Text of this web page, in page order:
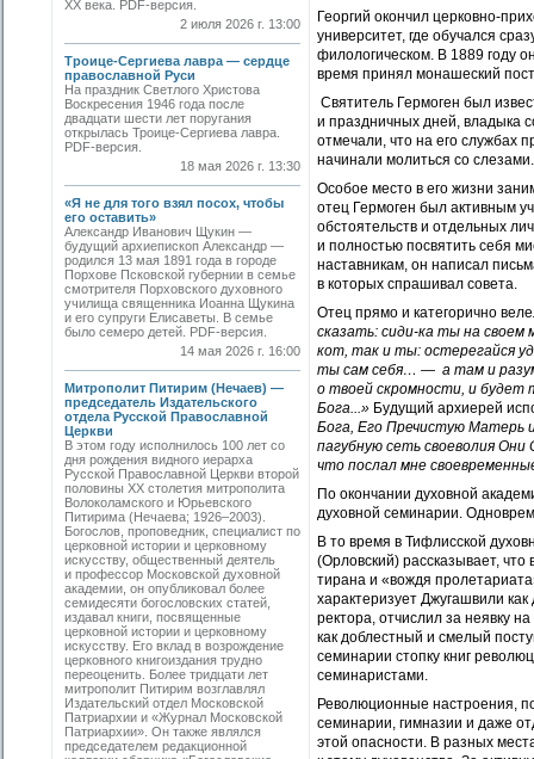
ХХ века. PDF-версия.
2 июля 2026 г. 13:00
Троице-Сергиева лавра — сердце
православной Руси
На праздник Светлого Христова
Воскресения 1946 года после
двадцати шести лет поругания
открылась Троице-Сергиева лавра.
PDF-версия.
18 мая 2026 г. 13:30
«Я не для того взял посох, чтобы
его оставить»
Александр Иванович Щукин —
будущий архиепископ Александр —
родился 13 мая 1891 года в городе
Порхове Псковской губернии в семье
смотрителя Порховского духовного
училища священника Иоанна Щукина
и его супруги Елисаветы. В семье
было семеро детей. PDF-версия.
14 мая 2026 г. 16:00
Митрополит Питирим (Нечаев) —
председатель Издательского
отдела Русской Православной
Церкви
В этом году исполнилось 100 лет со
дня рождения видного иерарха
Русской Православной Церкви второй
половины XX столетия митрополита
Волоколамского и Юрьевского
Питирима (Нечаева; 1926–2003).
Богослов, проповедник, специалист по
церковной истории и церковному
искусству, общественный деятель
и профессор Московской духовной
академии, он опубликовал более
семидесяти богословских статей,
издавал книги, посвященные
церковной истории и церковному
искусству. Его вклад в возрождение
церковного книгоиздания трудно
переоценить. Более тридцати лет
митрополит Питирим возглавлял
Издательский отдел Московской
Патриархии и «Журнал Московской
Патриархии». Он также являлся
председателем редакционной
Георгий окончил церковно-
университет, где обучался
филологическом. В 1889 году
время принял монашеский
Святитель Гермоген был
и праздничных дней, владыка
отмечали, что на его службах
начинали молиться со слезами.
Особое место в его жизни
отец Гермоген был активным
обстоятельств и отдельных
и полностью посвятить себя
наставникам, он написал
в которых спрашивал совета.
Отец прямо и категорично
сказать: сиди-ка ты на
кот, так и ты: остерегайся
ты сам себя… — а там и
о твоей скромности, и будет
Бога...» Будущий архиерей
Бога, Его Пречистую Матерь
пагубную сеть своеволия Они
что послал мне
По окончании духовной
духовной семинарии.
В то время в Тифлисской
(Орловский) рассказывает,
тирана и «вождя
характеризует Джугашвили
ректора, отчислил за неявку
как доблестный и смелый
семинарии стопку книг
семинаристами.
Революционные настроения,
семинарии, гимназии и даже
этой опасности. В разных